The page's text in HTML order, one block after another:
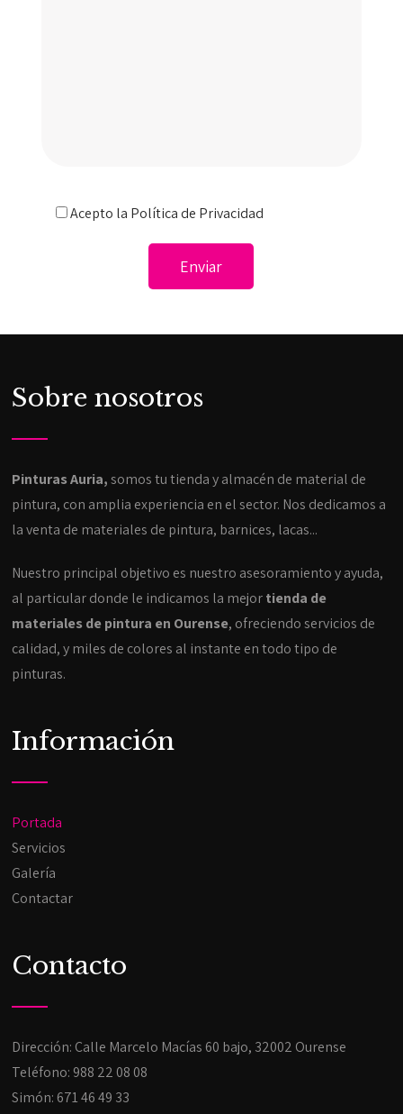
Acepto la Política de Privacidad
Sobre nosotros
Pinturas Auria,somos tu tienda y almacén de material de
pintura, con amplia experiencia en el sector. Nos dedicamos a
la venta de materiales de pintura, barnices, lacas...
Nuestro principal objetivo es nuestro asesoramiento y ayuda,
al particular donde le indicamos la mejortienda de
materiales de pintura en Ourense, ofreciendo servicios de
calidad, y miles de colores al instante en todo tipo de
pinturas.
Información
Portada
Servicios
Galería
Contactar
Contacto
Dirección: Calle Marcelo Macías 60 bajo, 32002 Ourense
Teléfono: 988 22 08 08
Simón: 671 46 49 33